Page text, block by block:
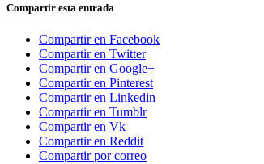
Compartir esta entrada
Compartir en Facebook
Compartir en Twitter
Compartir en Google+
Compartir en Pinterest
Compartir en Linkedin
Compartir en Tumblr
Compartir en Vk
Compartir en Reddit
Compartir por correo